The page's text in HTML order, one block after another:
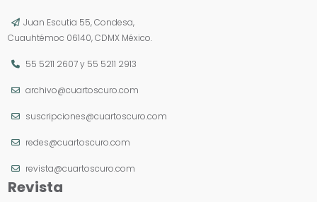
Juan Escutia 55, Condesa,
Cuauhtémoc 06140, CDMX México.
55 5211 2607y 55 5211 2913
archivo@cuartoscuro.com
suscripciones@cuartoscuro.com
redes@cuartoscuro.com
revista@cuartoscuro.com
Revista